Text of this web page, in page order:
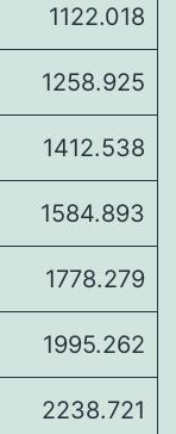
1122.018
1258.925
1412.538
1584.893
1778.279
1995.262
2238.721